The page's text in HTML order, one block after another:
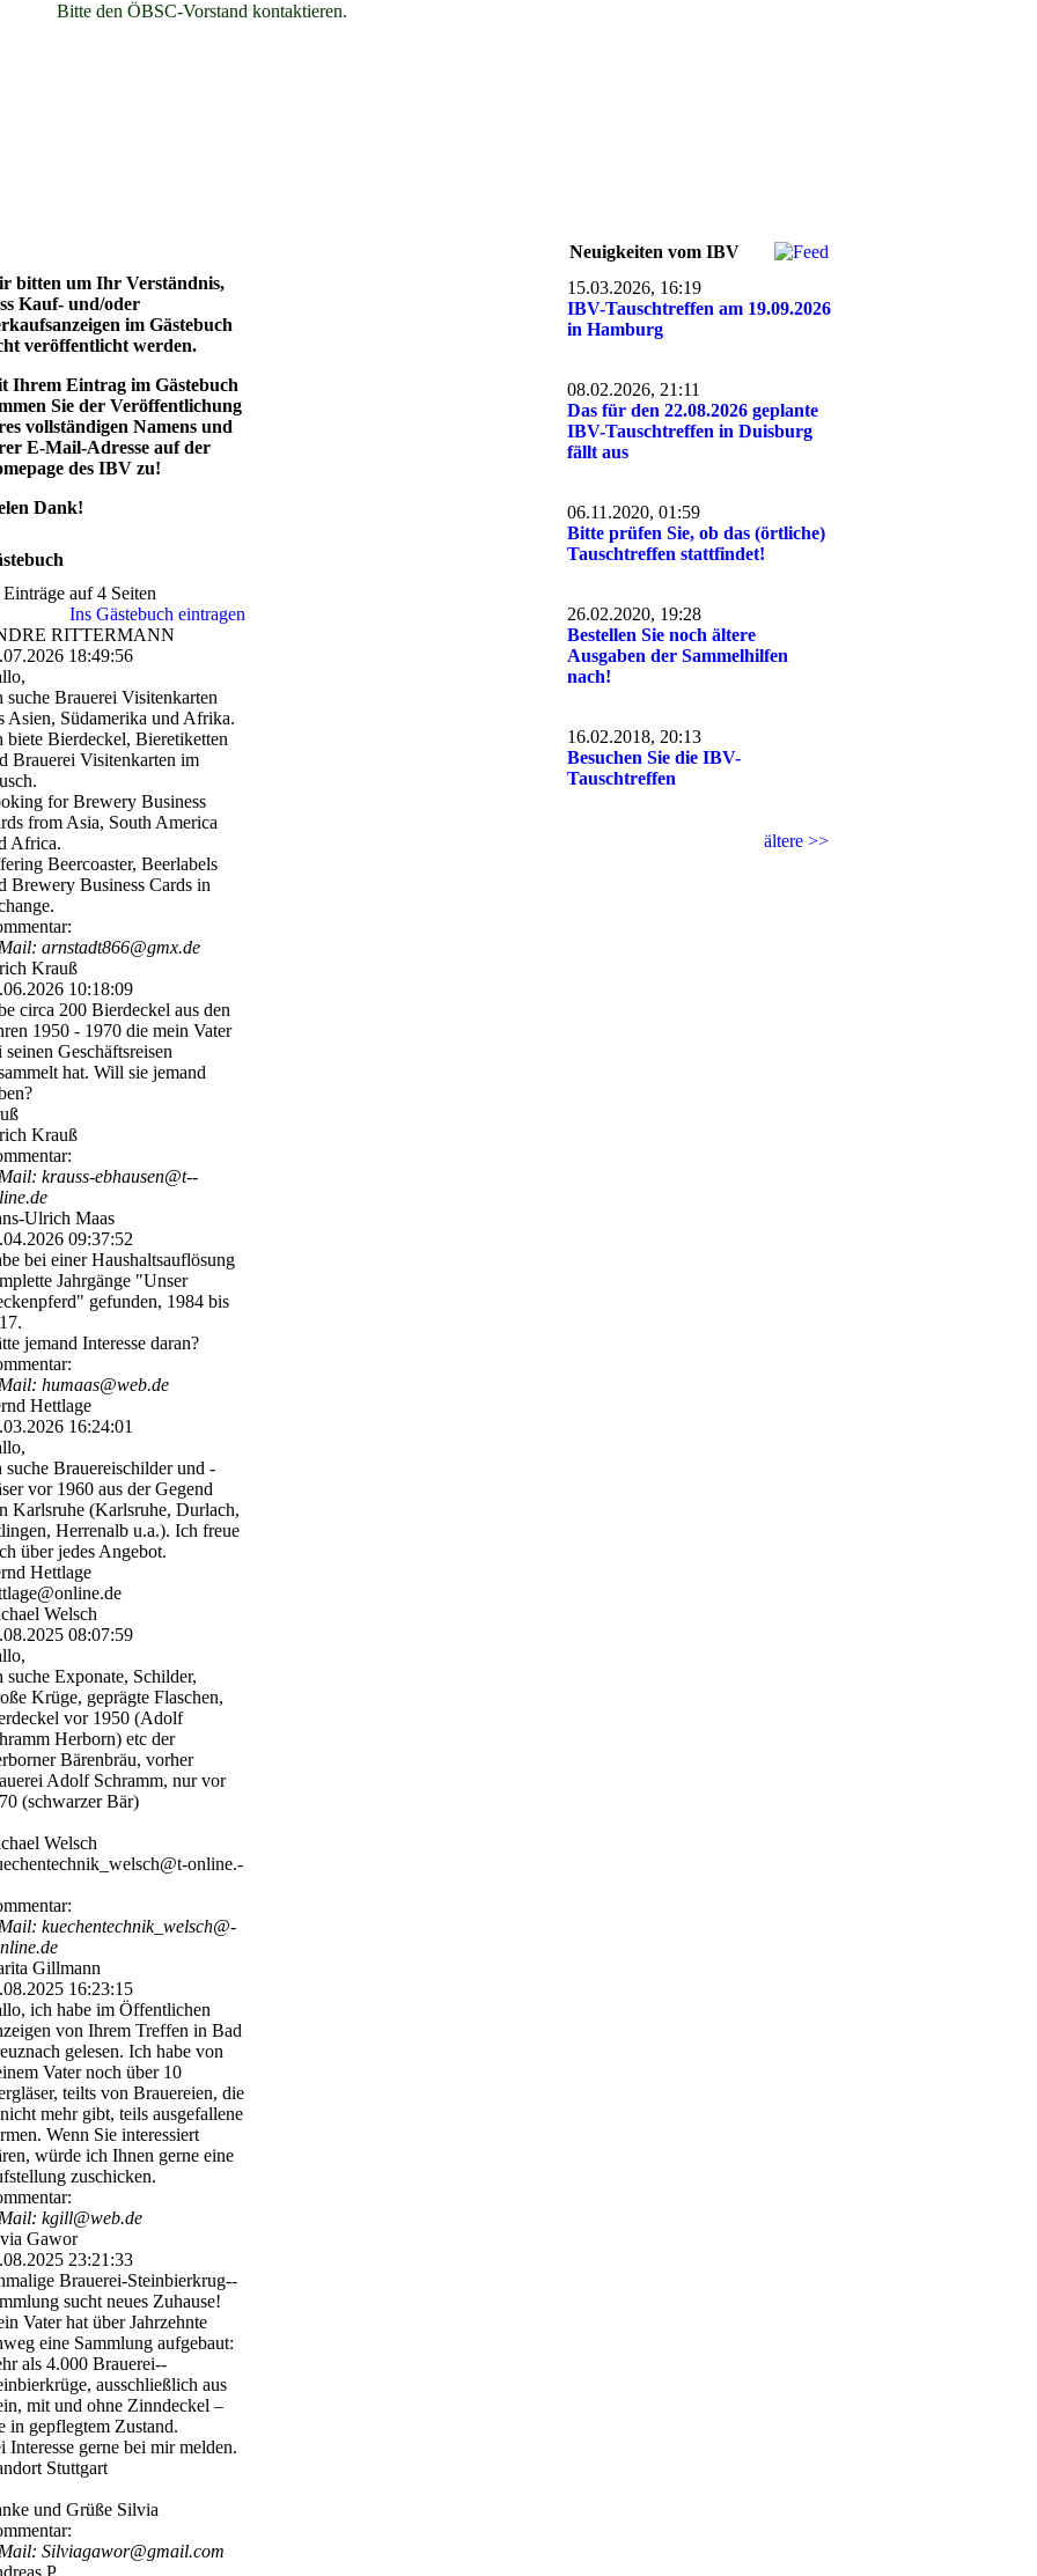
Bitte den ÖBSC-Vorstand kontaktieren.
bitten um Ihr Verständnis,
Kauf- und/oder
im Gästebuch
veröffentlicht werden.
Ihrem Eintrag im Gästebuch
Sie der Veröffentlichung
vollständigen Namens und
E-Mail-Adresse auf der
des IBV zu!
Dank!
auf 4 Seiten
Ins Gästebuch eintragen
RITTERMANN
18:49:56
suche Brauerei Visitenkarten
Asien, Südamerika und Afrika.
biete Bierdeckel, Bieretiketten
Brauerei Visitenkarten im
for Brewery Business
from Asia, South America
Africa.
Beercoaster, Beerlabels
Brewery Business Cards in
arnstadt866@gmx.de
Krauß
10:18:09
circa 200 Bierdeckel aus den
1950 - 1970 die mein Vater
seinen Geschäftsreisen
hat. Will sie jemand
Krauß
krauss-­ebhausen@­t-­
Ulrich Maas
09:37:52
bei einer Haushaltsauflösung
Jahrgänge "Unser
gefunden, 1984 bis
jemand Interesse daran?
humaas@web.de
Hettlage
16:24:01
suche Brauereischilder und -
vor 1960 aus der Gegend
Karlsruhe (Karlsruhe, Durlach,
Herrenalb u.a.). Ich freue
über jedes Angebot.
Hettlage
Welsch
08:07:59
suche Exponate, Schilder,
Krüge, geprägte Flaschen,
vor 1950 (Adolf
Herborn) etc der
Bärenbräu, vorher
Adolf Schramm, nur vor
(schwarzer Bär)
Welsch
­online.­
kuechentechnik_­welsch@­
Gillmann
16:23:15
ich habe im Öffentlichen
von Ihrem Treffen in Bad
gelesen. Ich habe von
Vater noch über 10
teilts von Brauereien, die
mehr gibt, teils ausgefallene
Wenn Sie interessiert
würde ich Ihnen gerne eine
zuschicken.
kgill@web.de
Gawor
23:21:33
Brauerei-­Steinbierkrug-­
sucht neues Zuhause!
Vater hat über Jahrzehnte
eine Sammlung aufgebaut:
als 4.000 Brauerei-­
ausschließlich aus
mit und ohne Zinndeckel –
in gepflegtem Zustand.
Interesse gerne bei mir melden.
Stuttgart
und Grüße Silvia
Silviagawor@gmail.com
Neuigkeiten vom IBV
15.03.2026, 16:19
IBV-Tauschtreffen am 19.09.2026
in Hamburg
08.02.2026, 21:11
Das für den 22.08.2026 geplante
IBV-Tauschtreffen in Duisburg
fällt aus
06.11.2020, 01:59
Bitte prüfen Sie, ob das (örtliche)
Tauschtreffen stattfindet!
26.02.2020, 19:28
Bestellen Sie noch ältere
Ausgaben der Sammelhilfen
nach!
16.02.2018, 20:13
Besuchen Sie die IBV-
Tauschtreffen
ältere >>